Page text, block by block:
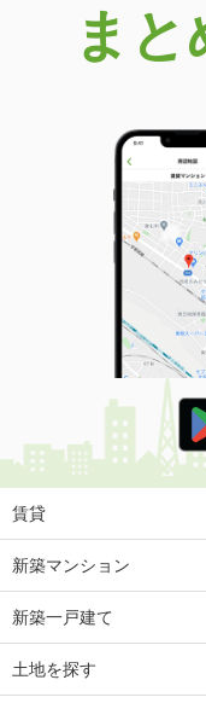
まと
賃貸
新築マンション
新築一戸建て
土地を探す